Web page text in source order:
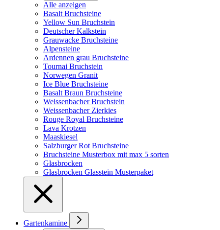
Alle anzeigen
Basalt Bruchsteine
Yellow Sun Bruchstein
Deutscher Kalkstein
Grauwacke Bruchsteine
Alpensteine
Ardennen grau Bruchsteine
Tournai Bruchstein
Norwegen Granit
Ice Blue Bruchsteine
Basalt Braun Bruchsteine
Weissenbacher Bruchstein
Weissenbacher Zierkies
Rouge Royal Bruchsteine
Lava Krotzen
Maaskiesel
Salzburger Rot Bruchsteine
Bruchsteine Musterbox mit max 5 sorten
Glasbrocken
Glasbrocken Glasstein Musterpaket
Gartenkamine